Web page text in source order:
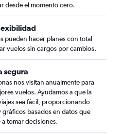
desde el momento cero.
pueden hacer planes con total
vuelos sin cargos por cambios.
segura
nos visitan anualmente para
vuelos. Ayudamos a que la
sea fácil, proporcionando
basados en datos que
tomar decisiones.